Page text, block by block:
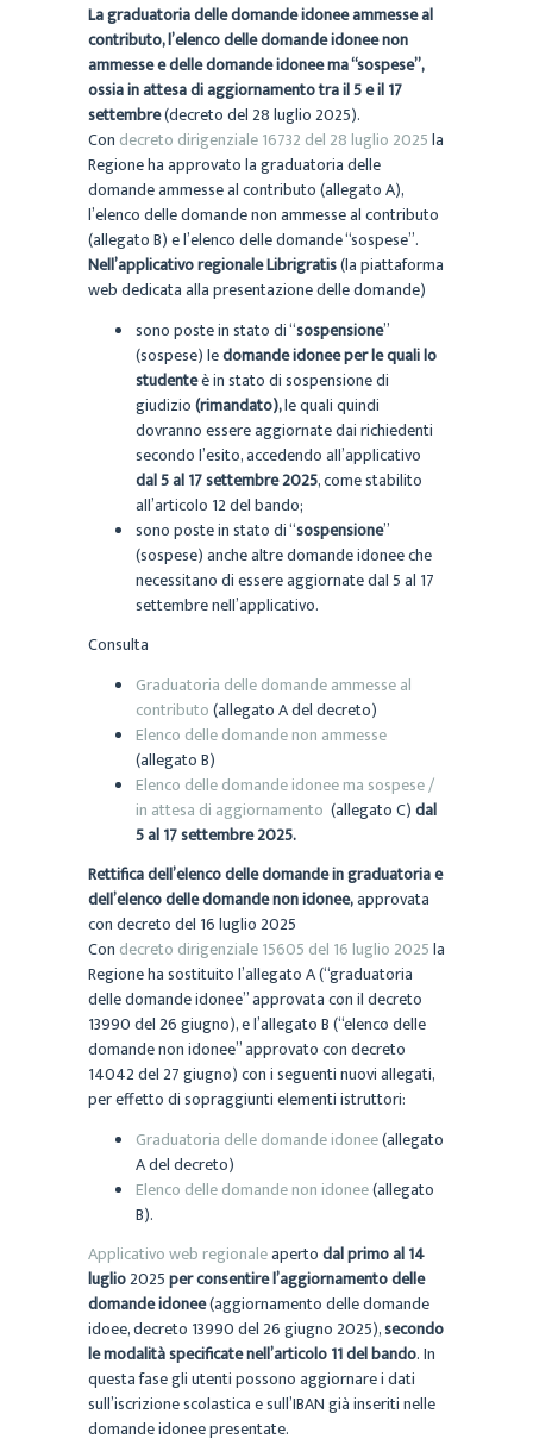
La graduatoria delle domande idonee ammesse al
contributo, l’elenco delle domande idonee non
ammesse e delle domande idonee ma “sospese”,
ossia in attesa di aggiornamento tra il 5 e il 17
settembre(decreto del 28 luglio 2025).
Con decreto dirigenziale 16732 del 28 luglio 2025la
Regione ha approvato la graduatoria delle
domande ammesse al contributo (allegato A),
l’elenco delle domande non ammesse al contributo
(allegato B) e l’elenco delle domande “sospese”.
Nell’applicativo regionale Librigratis(la piattaforma
web dedicata alla presentazione delle domande)
sono poste in stato di “sospensione”
(sospese) ledomande idonee per le quali lo
studenteè in stato di sospensione di
giudizio(rimandato),le quali quindi
dovranno essere aggiornate dai richiedenti
secondo l’esito, accedendo all’applicativo
dal 5 al 17 settembre 2025, come stabilito
all’articolo 12 del bando;
sono poste in stato di “sospensione”
(sospese) anche altre domande idonee che
necessitano di essere aggiornate dal 5 al 17
settembre nell’applicativo.
Consulta
Graduatoria delle domande ammesse al
contributo(allegato A del decreto)
Elenco delle domande non ammesse
(allegato B)
Elenco delle domande idonee ma sospese /
in attesa di aggiornamento (allegato C)dal
5 al 17 settembre 2025.
Rettifica dell’elenco delle domande in graduatoria e
dell’elenco delle domande non idonee,approvata
con decreto del 16 luglio 2025
Con decreto dirigenziale 15605 del 16 luglio 2025la
Regione ha sostituito l’allegato A (“graduatoria
delle domande idonee” approvata con il decreto
13990 del 26 giugno), e l’allegato B (“elenco delle
domande non idonee” approvato con decreto
14042 del 27 giugno) con i seguenti nuovi allegati,
per effetto di sopraggiunti elementi istruttori:
Graduatoria delle domande idonee(allegato
A del decreto)
Elenco delle domande non idonee(allegato
B).
Applicativo web regionaleapertodal primo al 14
luglio2025per consentire l’aggiornamento delle
domande idonee(aggiornamento delle domande
idoee, decreto 13990 del 26 giugno 2025),secondo
le modalità specificate nell’articolo 11 del bando. In
questa fase gli utenti possono aggiornare i dati
sull’iscrizione scolastica e sull’IBAN già inseriti nelle
domande idonee presentate.